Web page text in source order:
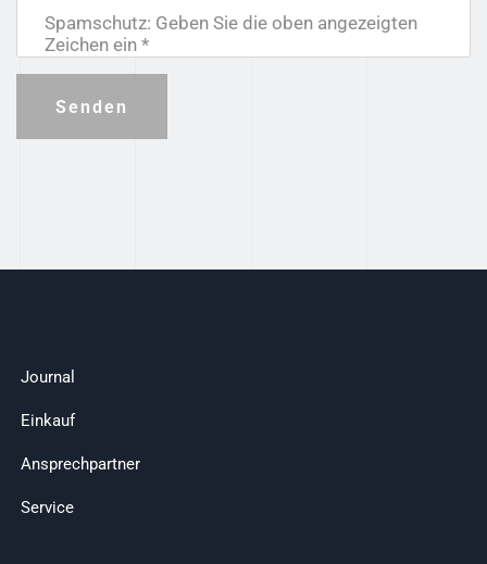
Spamschutz: Geben Sie die oben angezeigten
Zeichen ein *
Senden
Journal
Einkauf
Ansprechpartner
Service